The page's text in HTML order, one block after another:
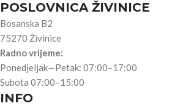
POSLOVNICA ŽIVINICE
Bosanska B2
75270 Živinice
Radno vrijeme:
Ponedjeljak—Petak: 07:00–17:00
Subota 07:00–15:00
INFO